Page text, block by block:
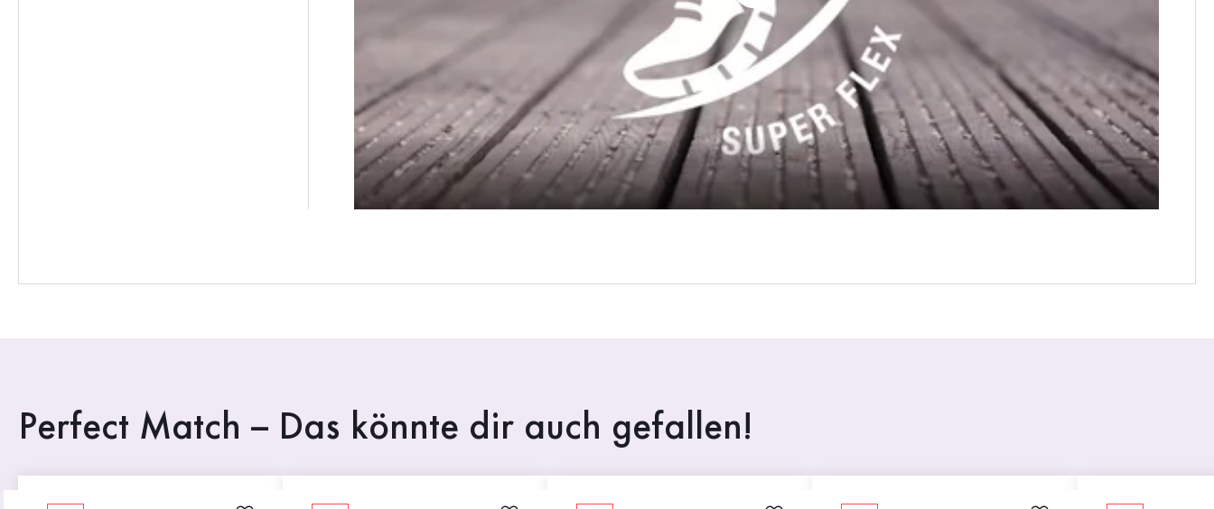
Perfect Match – Das könnte dir auch gefallen!